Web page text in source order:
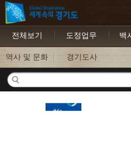
전체보기 도정업무 백
역사 및 문화 경기도사